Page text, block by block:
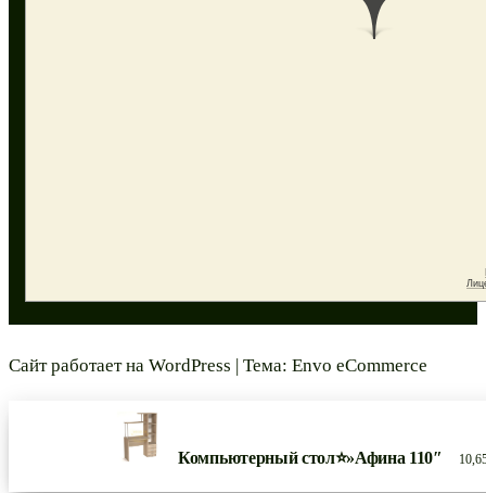
Сайт работает на WordPress | Тема: Envo eCommerce
Компьютерный стол⭐»Афина 110″